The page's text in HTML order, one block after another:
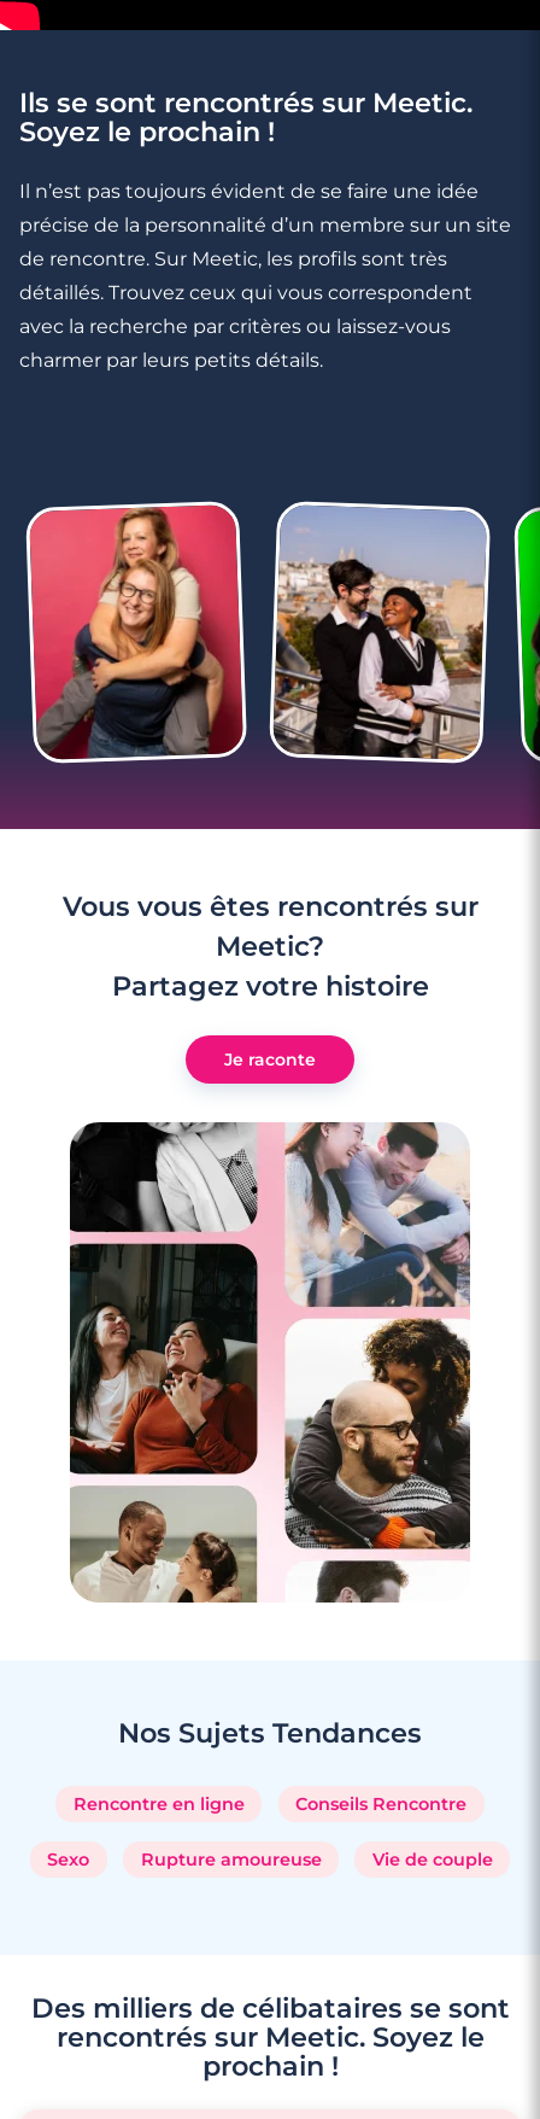
3 minutes
Rencontres célibataires à Rueil-
3 minutes
Rencontre à Neuilly-sur-Seine
Rencontre à Montrouge
3 minutes
Ils se sont rencontrés sur Meetic.
Soyez le prochain !
Il n’est pas toujours évident de se faire une idée
précise de la personnalité d’un membre sur un site
de rencontre. Sur Meetic, les profils sont très
détaillés. Trouvez ceux qui vous correspondent
avec la recherche par critères ou laissez-vous
charmer par leurs petits détails.
Vous vous êtes rencontrés sur
Meetic?
Partagez votre histoire
Je raconte
Nos Sujets Tendances
Rencontre en ligne Conseils Rencontre
Sexo Rupture amoureuse Vie de couple
Des milliers de célibataires se sont
rencontrés sur Meetic. Soyez le
prochain !